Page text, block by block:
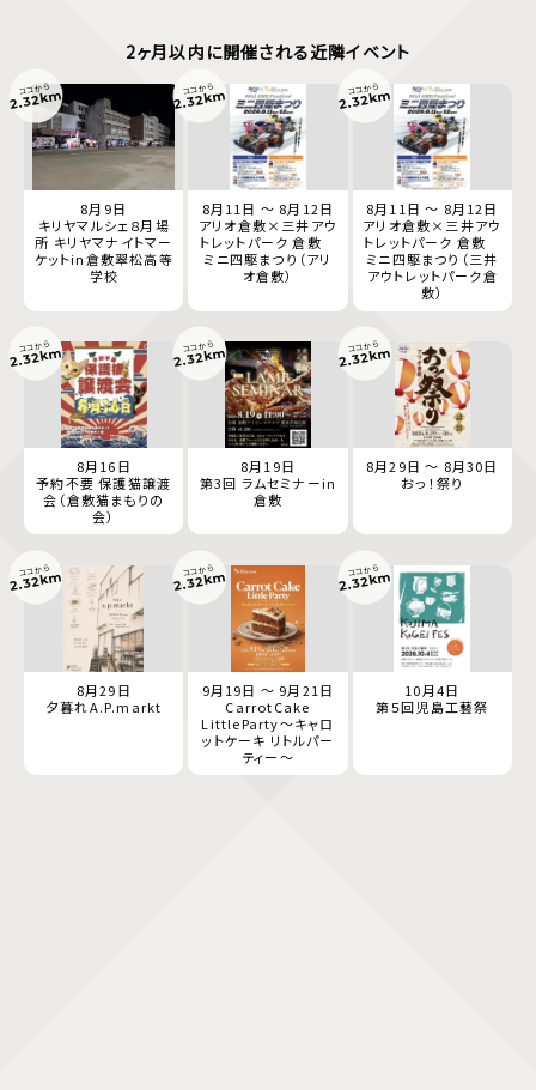
2ヶ月以内に開催される近隣イベント
8月9日
キリヤマルシェ８月場
所 キリヤマナイトマー
ケットin倉敷翠松高等
学校
ココから
2.32km
8月11日 ～ 8月12日
アリオ倉敷×三井アウ
トレットパーク 倉敷
ミニ四駆まつり（アリ
オ倉敷）
ココから
2.32km
8月11日 ～ 8月12日
アリオ倉敷×三井アウ
トレットパーク 倉敷
ミニ四駆まつり（三井
アウトレットパーク倉
敷）
ココから
2.32km
8月16日
予約不要 保護猫譲渡
会（倉敷猫まもりの
会）
ココから
2.32km
8月19日
第3回 ラムセミナーin
倉敷
ココから
2.32km
8月29日 ～ 8月30日
おっ！祭り
ココから
2.32km
8月29日
夕暮れA.P.markt
ココから
2.32km
9月19日 ～ 9月21日
CarrotCake
LittleParty～キャロ
ットケーキ リトルパー
ティー～
ココから
2.32km
10月4日
第５回児島工藝祭
ココから
2.32km